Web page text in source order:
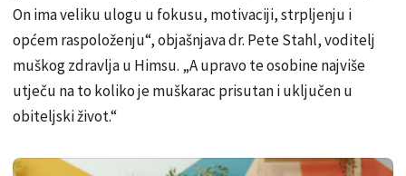
On ima veliku ulogu u fokusu, motivaciji, strpljenju i
općem raspoloženju“, objašnjava dr. Pete Stahl, voditelj
muškog zdravlja u Himsu. „A upravo te osobine najviše
utječu na to koliko je muškarac prisutan i uključen u
obiteljski život.“